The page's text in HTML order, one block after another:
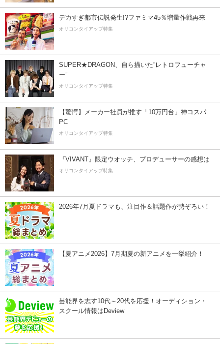
デカすぎ都市伝説発生!?ファミマ45％増量作戦再来
オリコンタイアップ特集
SUPER★DRAGON、自ら描いた”レトロフューチャ
ー”
オリコンタイアップ特集
【驚愕】メーカー社員が推す「10万円台」神コスパ
PC
オリコンタイアップ特集
『VIVANT』限定ウオッチ、プロデューサーの感想は
オリコンタイアップ特集
2026年7月夏ドラマも、注目作＆話題作が勢ぞろい！
【夏アニメ2026】7月期夏の新アニメを一挙紹介！
芸能界を志す10代～20代を応援！オーディション・
スクール情報はDeview